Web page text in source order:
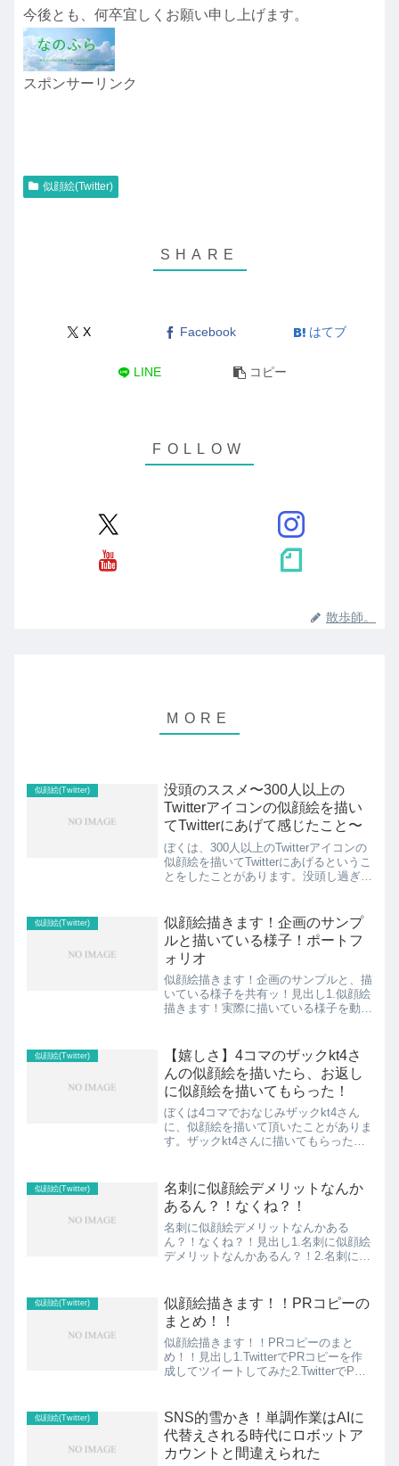
今後とも、何卒宜しくお願い申し上げます。
スポンサーリンク
似顔絵(Twitter)
X Facebook はてブ
LINE コピー
散歩師。
似顔絵(Twitter)
没頭のススメ〜300人以上の
Twitterアイコンの似顔絵を描い
てTwitterにあげて感じたこと〜
ぼくは、300人以上のTwitterアイコンの
似顔絵を描いてTwitterにあげるというこ
とをしたことがあります。没頭し過ぎま
てる途中なんですけど、ぼくは忘れっぽ
いので...
似顔絵(Twitter)
似顔絵描きます！企画のサンプ
ルと描いている様子！ポートフ
ォリオ
似顔絵描きます！企画のサンプルと、描
いている様子を共有ッ！見出し1.似顔絵
描きます！実際に描いている様子を動画
(adsbygoogle = window.adsbygoo...
似顔絵(Twitter)
【嬉しさ】4コマのザックkt4さ
んの似顔絵を描いたら、お返し
に似顔絵を描いてもらった！
ぼくは4コマでおなじみザックkt4さん
に、似顔絵を描いて頂いたことがありま
す。ザックkt4さんに描いてもらった
とうございます！！♣ザックさんの4
コ...
似顔絵(Twitter)
名刺に似顔絵デメリットなんか
あるん？！なくね？！
名刺に似顔絵デメリットなんかある
ん？！なくね？！見出し1.名刺に似顔絵
デメリットなんかあるん？！2.名刺に似
window.adsbygoogle || [])....
似顔絵(Twitter)
似顔絵描きます！！PRコピーの
まとめ！！
似顔絵描きます！！PRコピーのまと
め！！見出し1.TwitterでPRコピーを作
成してツイートしてみた2.TwitterでPR
window.adsbygoogle...
似顔絵(Twitter)
SNS的雪かき！単調作業はAIに
代替えされる時代にロボットア
カウントと間違えられた